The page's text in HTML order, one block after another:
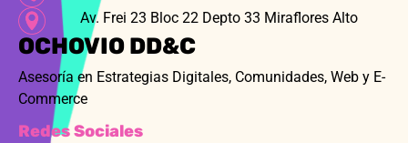
Av. Frei 23 Bloc 22 Depto 33 Miraflores Alto
OCHOVIO DD&C
Asesoría en Estrategias Digitales, Comunidades, Web y E-
Commerce
Redes Sociales